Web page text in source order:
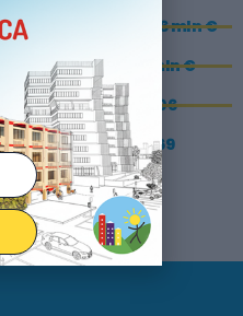
oltre 26 mln €
39 mln €
206
169